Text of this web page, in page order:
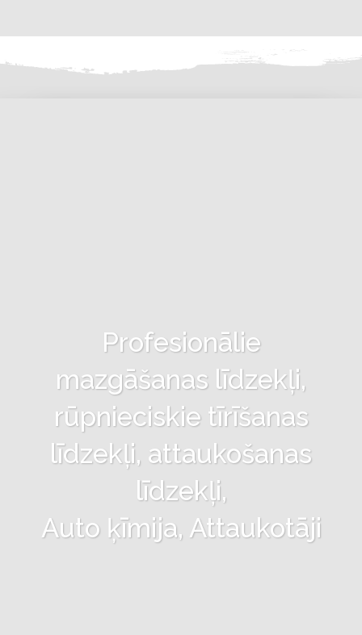
Profesionālie
mazgāšanas līdzekļi,
rūpnieciskie tīrīšanas
līdzekļi, attaukošanas
līdzekļi,
Auto ķīmija, Attaukotāji